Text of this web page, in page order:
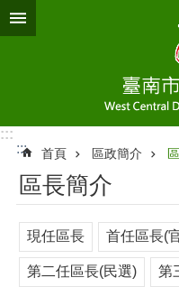
跳到主要內容區塊
:::
:::
首頁 區政簡介
區長簡介
現任區長 首任區長(
第二任區長(民選) 第